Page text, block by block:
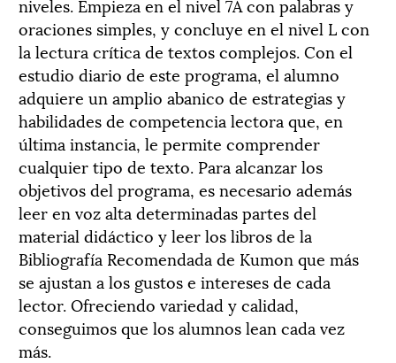
niveles. Empieza en el nivel 7A con palabras y
oraciones simples, y concluye en el nivel L con
la lectura crítica de textos complejos. Con el
estudio diario de este programa, el alumno
adquiere un amplio abanico de estrategias y
habilidades de competencia lectora que, en
última instancia, le permite comprender
cualquier tipo de texto. Para alcanzar los
objetivos del programa, es necesario además
leer en voz alta determinadas partes del
material didáctico y leer los libros de la
Bibliografía Recomendada de Kumon que más
se ajustan a los gustos e intereses de cada
lector. Ofreciendo variedad y calidad,
conseguimos que los alumnos lean cada vez
más.